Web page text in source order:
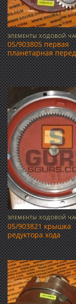
ЭЛЕМЕНТЫ ХОДОВОЙ
05/903805 первая
планетарная
ЭЛЕМЕНТЫ ХОДОВОЙ
05/903821 крышка
редуктора хода